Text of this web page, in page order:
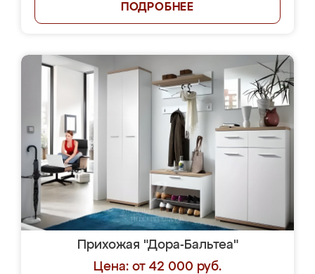
ПОДРОБНЕЕ
Прихожая "Дора-Бальтеа"
Цена: от 42 000 руб.